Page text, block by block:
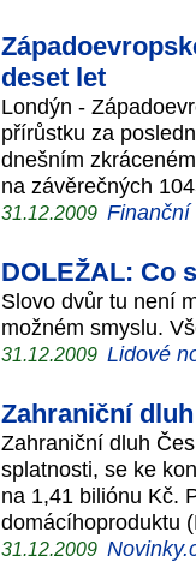
deset let
Londýn -
přírůstku za
dnešním
na závěrečných
31.12.2009 Finanční
DOLEŽAL: Co
Slovo dvůr tu není
možném smyslu.
31.12.2009 Lidové
Zahraniční
Zahraniční dluh
splatnosti, se ke
na 1,41 biliónu Kč.
domácíhoproduktu
31.12.2009